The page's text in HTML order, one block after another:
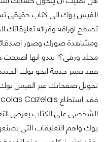
الفيس بوك الى كتاب حقيقى
تصفح اوراقه وقرائة تعليقاتك
ومشاهدة صورك وصور
مجلد ورقى؟! يبدو انها اصبحت
فقد تعتبر خدمة ايجو بوك
تحويل صفحاتك عبر الفيس
الشخصى على الكتاب بعرض
بوك واهم التعليقات التى